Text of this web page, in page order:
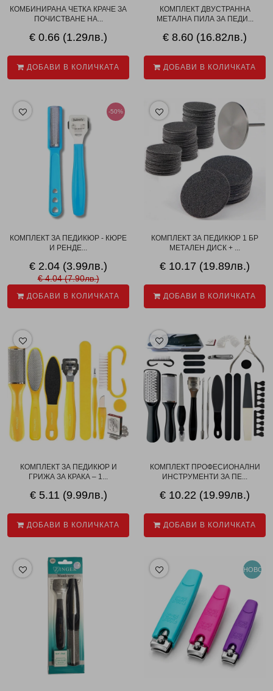
КОМБИНИРАНА ЧЕТКА КРАЧЕ ЗА
ПОЧИСТВАНЕ НА...
€ 0.66 (1.29лв.)
ДОБАВИ В КОЛИЧКАТА
КОМПЛЕКТ ДВУСТРАННА
МЕТАЛНА ПИЛА ЗА ПЕДИ...
€ 8.60 (16.82лв.)
ДОБАВИ В КОЛИЧКАТА
-50%
КОМПЛЕКТ ЗА ПЕДИКЮР - КЮРЕ
И РЕНДЕ...
€ 2.04 (3.99лв.)
€ 4.04 (7.90лв.)
ДОБАВИ В КОЛИЧКАТА
КОМПЛЕКТ ЗА ПЕДИКЮР 1 БР
МЕТАЛЕН ДИСК + ...
€ 10.17 (19.89лв.)
ДОБАВИ В КОЛИЧКАТА
КОМПЛЕКТ ЗА ПЕДИКЮР И
ГРИЖА ЗА КРАКА – 1...
€ 5.11 (9.99лв.)
ДОБАВИ В КОЛИЧКАТА
КОМПЛЕКТ ПРОФЕСИОНАЛНИ
ИНСТРУМЕНТИ ЗА ПЕ...
€ 10.22 (19.99лв.)
ДОБАВИ В КОЛИЧКАТА
НОВО